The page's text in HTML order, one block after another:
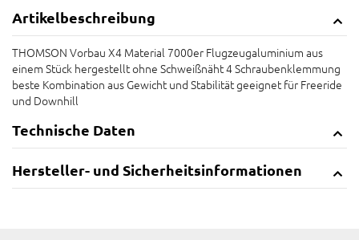
Artikelbeschreibung
THOMSON Vorbau X4 Material 7000er Flugzeugaluminium aus
einem Stück hergestellt ohne Schweißnäht 4 Schraubenklemmung
beste Kombination aus Gewicht und Stabilität geeignet für Freeride
und Downhill
Technische Daten
Hersteller- und Sicherheitsinformationen